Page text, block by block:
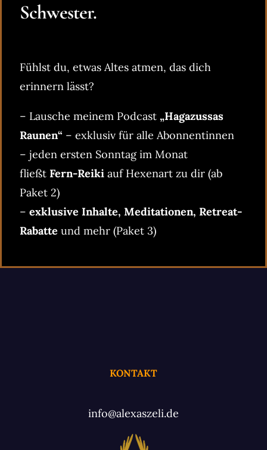
Schwester.
Fühlst du, etwas Altes atmen, das dich
erinnern lässt?
– Lausche meinem Podcast „Hagazussas
Raunen“ – exklusiv für alle Abonnentinnen
– jeden ersten Sonntag im Monat
fließt Fern-Reiki auf Hexenart zu dir (ab
Paket 2)
– exklusive Inhalte, Meditationen, Retreat-
Rabatte und mehr (Paket 3)
KONTAKT
info@alexaszeli.de